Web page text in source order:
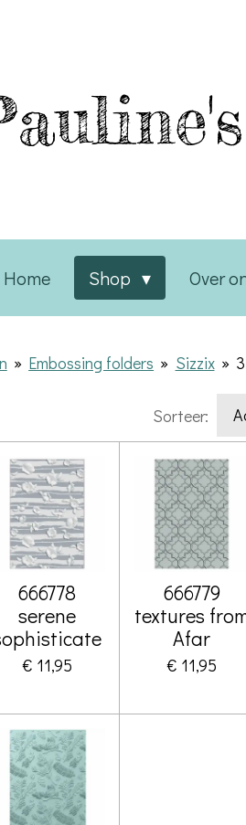
Home Shop Over
» Embossing folders » Sizzix »
Sorteer:
666778
serene
€ 11,95
666779
textures
Afar
€ 11,95